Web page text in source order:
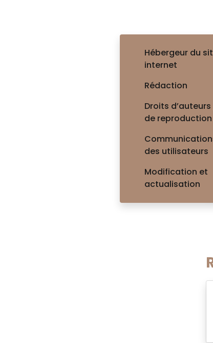
Hébergeur du
internet
Rédaction
Droits
de reproduction
des utilisateurs
Modification et
actualisation